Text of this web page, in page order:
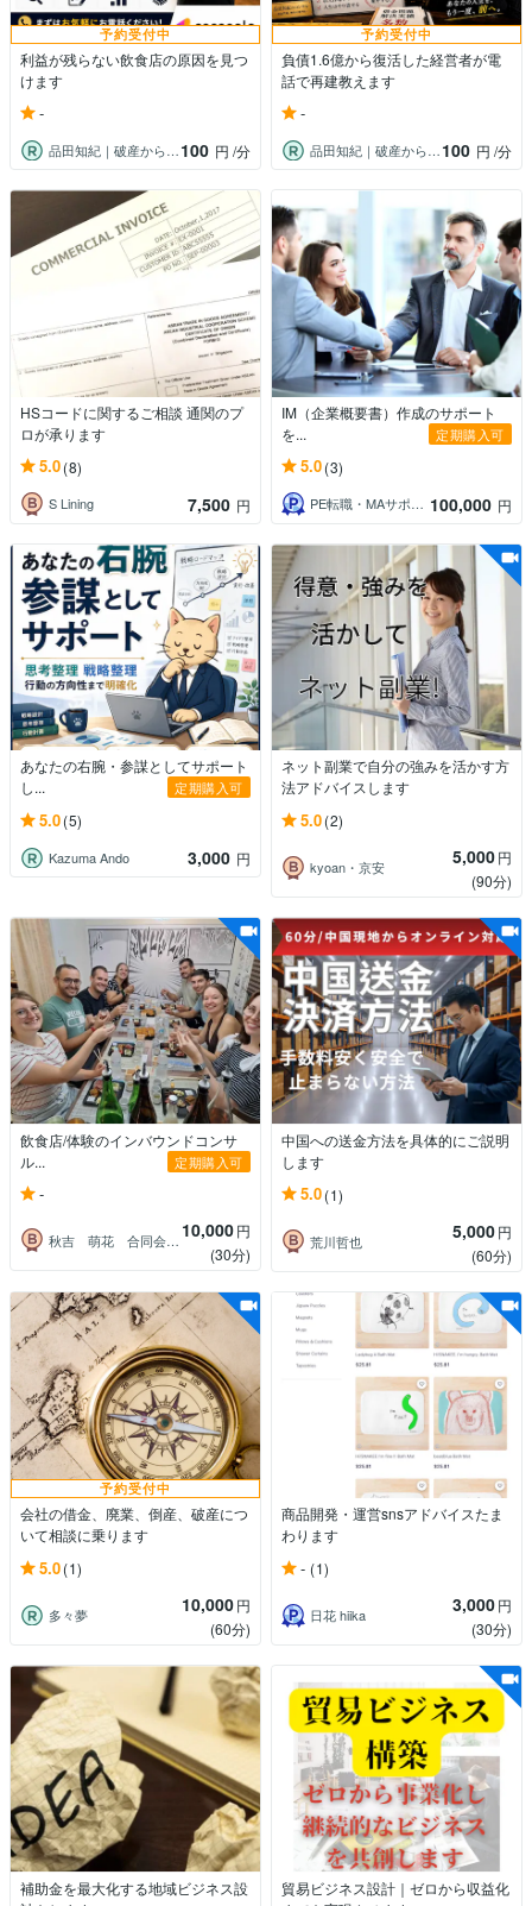
予約受付中
利益が残らない飲食店の原因を見つ
けます
-
品田知紀｜破産から再起したコンサルタント 100 円 /分
予約受付中
負債1.6億から復活した経営者が電
話で再建教えます
-
品田知紀｜破産から再起したコンサルタント 100 円 /分
HSコードに関するご相談 通関のプ
ロが承ります
5.0(8)
S Lining 7,500 円
IM（企業概要書）作成のサポート
を...
定期購入可
5.0(3)
PE転職・MAサポート 100,000 円
あなたの右腕・参謀としてサポート
し...
定期購入可
5.0(5)
Kazuma Ando 3,000 円
ネット副業で自分の強みを活かす方
法アドバイスします
5.0(2)
kyoan・京安 5,000円
(90分)
飲食店/体験のインバウンドコンサ
ル...
定期購入可
-
秋吉 萌花 合同会社Symbi 代表 10,000円
(30分)
中国への送金方法を具体的にご説明
します
5.0(1)
荒川哲也 5,000円
(60分)
予約受付中
会社の借金、廃業、倒産、破産につ
いて相談に乗ります
5.0(1)
多々夢 10,000円
(60分)
商品開発・運営snsアドバイスたま
わります
- (1)
日花 hiika 3,000円
(30分)
補助金を最大化する地域ビジネス設
貿易ビジネス設計｜ゼロから収益化